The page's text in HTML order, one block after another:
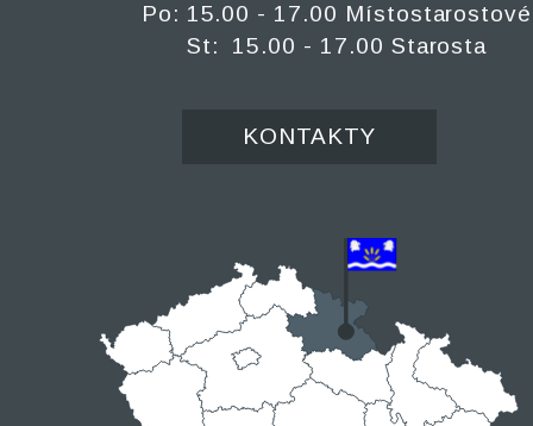
Po: 15.00 - 17.00 Místostarostové
St: 15.00 - 17.00 Starosta
KONTAKTY